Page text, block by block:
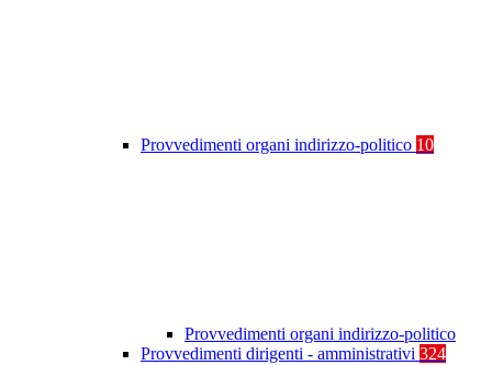
Provvedimenti organi indirizzo-politico 10
Provvedimenti organi indirizzo-politico
Provvedimenti dirigenti - amministrativi 324